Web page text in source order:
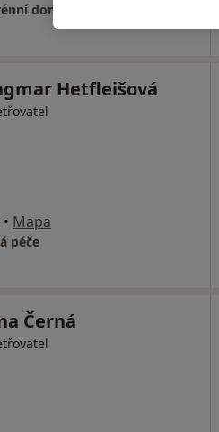
domácí péče
Hetfleišová
• Mapa
péče
Černá